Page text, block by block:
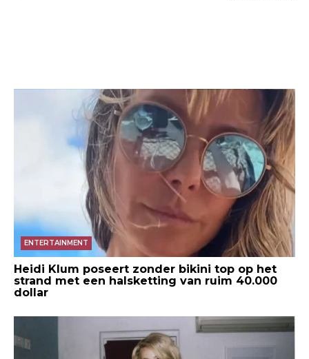
ENTERTAINMENT
Heidi Klum poseert zonder bikini top op het
strand met een halsketting van ruim 40.000
dollar